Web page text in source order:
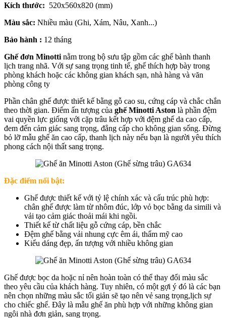
Kích thước: 520x560x820 (mm)
Màu sắc: Nhiều màu (Ghi, Xám, Nâu, Xanh...)
Bảo hành : 12 tháng
Ghế đơn Minotti nằm trong bộ sưu tập gồm các ghế bành thanh
lịch trang nhã. Với sự sang trọng tinh tế, ghế thích hợp bày trong
phòng khách hoặc các không gian khách sạn, nhà hàng và văn
phòng công ty
Phần chân ghế được thiết kế bằng gỗ cao su, cứng cáp và chắc chắn
theo thời gian. Điểm ấn tượng của ghế Minotti Aston là phần đệm
vai quyền lực giống với cặp trâu kết hợp với đệm ghế da cao cấp,
đem đến cảm giác sang trọng, đẳng cấp cho không gian sống. Đừng
bỏ lỡ mẫu ghế ăn cao cấp, thanh lịch này nếu bạn là người yêu thích
phong cách nội thất sang trọng.
Đặc điểm nổi bật:
Ghế được thiết kế với tỷ lệ chính xác và cấu trúc phù hợp:
chân ghế được làm từ nhôm đúc, lớp vỏ bọc bằng da simili và
vải tạo cảm giác thoải mái khi ngồi.
Thiết kế từ chất liệu gỗ cứng cáp, bền chắc
Đệm ghế bằng vải nhung cực êm ái, thẩm mỹ cao
Kiểu dáng đẹp, ấn tượng với nhiều không gian
Ghế được bọc da hoặc nỉ nên hoàn toàn có thể thay đổi màu sắc
theo yêu cầu của khách hàng. Tuy nhiên, có một gợi ý đó là các bạn
nên chọn những màu sắc tối giản sẽ tạo nên vẻ sang trọng,lịch sự
cho chiếc ghế. Đây là mẫu ghế ăn phù hợp với những không gian
ngôi nhà đơn giản, sang trọng.